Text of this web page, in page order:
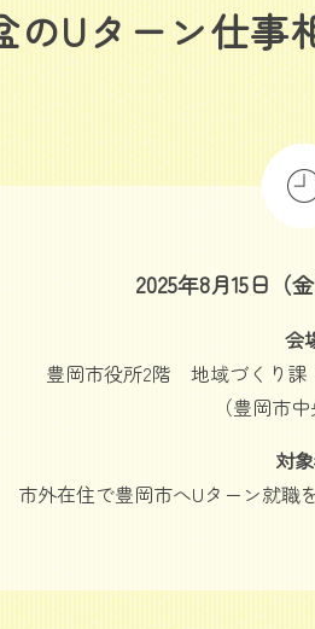
のUターン仕
2025年8月15日（
会
豊岡市役所2階 地域づくり課
（豊岡市
対
市外在住で豊岡市へUターン就職